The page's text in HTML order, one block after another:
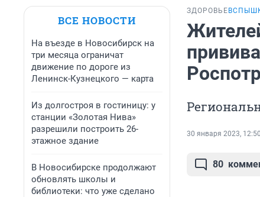
ВСЕ НОВОСТИ
На въезде в Новосибирск на
три месяца ограничат
движение по дороге из
Ленинск-Кузнецкого — карта
Из долгостроя в гостиницу: у
станции «Золотая Нива»
разрешили построить 26-
этажное здание
В Новосибирске продолжают
обновлять школы и
библиотеки: что уже сделано
ЗДОРОВЬЕ
30 января 2023, 12:50
80